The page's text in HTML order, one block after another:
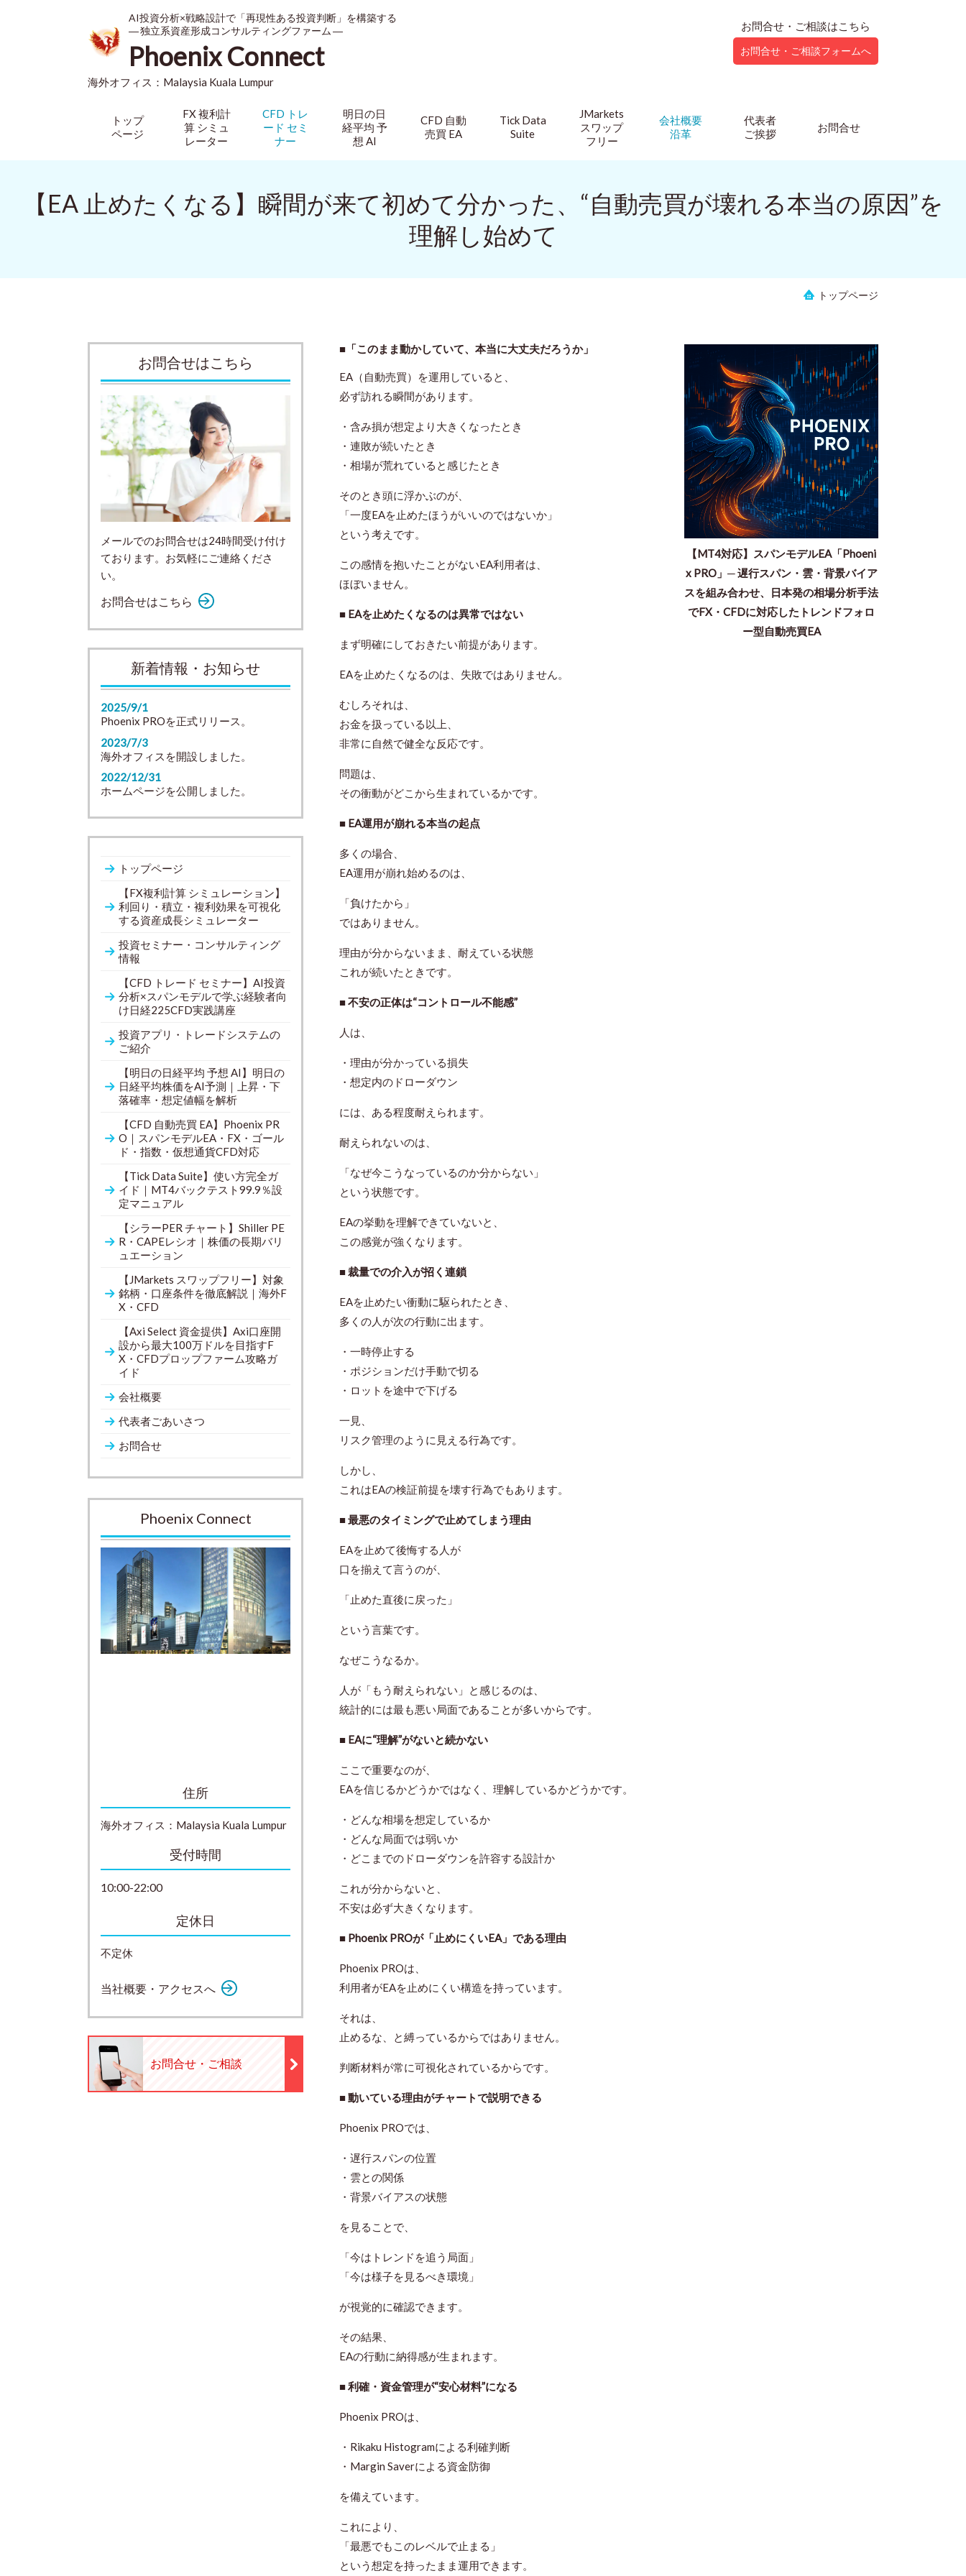
AI投資分析×戦略設計で「再現性ある投資判断」を構築する
― 独立系資産形成コンサルティングファーム ―
Phoenix Connect
海外オフィス： Malaysia Kuala Lumpur
お問合せ・ご相談はこちら
お問合せ・ご相談フォームへ
トップ
ページ
FX 複利計
算 シミュ
レーター
CFD トレ
ード セミ
ナー
明日の日
経平均 予
想 AI
CFD 自動
売買 EA
Tick Data
Suite
JMarkets
スワップ
フリー
会社概要
沿革
代表者
ご挨拶
お問合せ
【EA 止めたくなる】瞬間が来て初めて分かった、“自動売買が壊れる本当の原因”を
理解し始めて
トップページ
【MT4対応】スパンモデルEA「Phoeni
x PRO」─ 遅行スパン・雲・背景バイア
スを組み合わせ、日本発の相場分析手法
でFX・CFDに対応したトレンドフォロ
ー型自動売買EA
■ 「このまま動かしていて、本当に大丈夫だろうか」
EA（自動売買）を運用していると、
必ず訪れる瞬間があります。
・含み損が想定より大きくなったとき
・連敗が続いたとき
・相場が荒れていると感じたとき
そのとき頭に浮かぶのが、
「一度EAを止めたほうがいいのではないか」
という考えです。
この感情を抱いたことがないEA利用者は、
ほぼいません。
■ EAを止めたくなるのは異常ではない
まず明確にしておきたい前提があります。
EAを止めたくなるのは、失敗ではありません。
むしろそれは、
お金を扱っている以上、
非常に自然で健全な反応です。
問題は、
その衝動がどこから生まれているかです。
■ EA運用が崩れる本当の起点
多くの場合、
EA運用が崩れ始めるのは、
「負けたから」
ではありません。
理由が分からないまま、耐えている状態
これが続いたときです。
■ 不安の正体は“コントロール不能感”
人は、
・理由が分かっている損失
・想定内のドローダウン
には、ある程度耐えられます。
耐えられないのは、
「なぜ今こうなっているのか分からない」
という状態です。
EAの挙動を理解できていないと、
この感覚が強くなります。
■ 裁量での介入が招く連鎖
EAを止めたい衝動に駆られたとき、
多くの人が次の行動に出ます。
・一時停止する
・ポジションだけ手動で切る
・ロットを途中で下げる
一見、
リスク管理のように見える行為です。
しかし、
これはEAの検証前提を壊す行為でもあります。
■ 最悪のタイミングで止めてしまう理由
EAを止めて後悔する人が
口を揃えて言うのが、
「止めた直後に戻った」
という言葉です。
なぜこうなるか。
人が「もう耐えられない」と感じるのは、
統計的には最も悪い局面であることが多いからです。
■ EAに“理解”がないと続かない
ここで重要なのが、
EAを信じるかどうかではなく、理解しているかどうかです。
・どんな相場を想定しているか
・どんな局面では弱いか
・どこまでのドローダウンを許容する設計か
これが分からないと、
不安は必ず大きくなります。
■ Phoenix PROが「止めにくいEA」である理由
Phoenix PROは、
利用者がEAを止めにくい構造を持っています。
それは、
止めるな、と縛っているからではありません。
判断材料が常に可視化されているからです。
■ 動いている理由がチャートで説明できる
Phoenix PROでは、
・遅行スパンの位置
・雲との関係
・背景バイアスの状態
を見ることで、
「今はトレンドを追う局面」
「今は様子を見るべき環境」
が視覚的に確認できます。
その結果、
EAの行動に納得感が生まれます。
■ 利確・資金管理が“安心材料”になる
Phoenix PROは、
・Rikaku Histogramによる利確判断
・Margin Saverによる資金防御
を備えています。
これにより、
「最悪でもこのレベルで止まる」
という想定を持ったまま運用できます。
お問合せはこちら
メールでのお問合せは24時間受け付け
ております。お気軽にご連絡くださ
い。
お問合せはこちら
新着情報・お知らせ
2025/9/1
Phoenix PROを正式リリース。
2023/7/3
海外オフィスを開設しました。
2022/12/31
ホームページを公開しました。
トップページ
【FX複利計算 シミュレーション】
利回り・積立・複利効果を可視化
する資産成長シミュレーター
投資セミナー・コンサルティング
情報
【CFD トレード セミナー】AI投資
分析×スパンモデルで学ぶ経験者向
け日経225CFD実践講座
投資アプリ・トレードシステムの
ご紹介
【明日の日経平均 予想 AI】明日の
日経平均株価をAI予測｜上昇・下
落確率・想定値幅を解析
【CFD 自動売買 EA】Phoenix PR
O｜スパンモデルEA・FX・ゴール
ド・指数・仮想通貨CFD対応
【Tick Data Suite】使い方完全ガ
イド｜MT4バックテスト99.9％設
定マニュアル
【シラーPER チャート】Shiller PE
R・CAPEレシオ｜株価の長期バリ
ュエーション
【JMarkets スワップフリー】対象
銘柄・口座条件を徹底解説｜海外F
X・CFD
【Axi Select 資金提供】Axi口座開
設から最大100万ドルを目指すF
X・CFDプロップファーム攻略ガ
イド
会社概要
代表者ごあいさつ
お問合せ
Phoenix Connect
住所
海外オフィス： Malaysia Kuala Lumpur
受付時間
10:00-22:00
定休日
不定休
当社概要・アクセスへ
お問合せ・ご相談